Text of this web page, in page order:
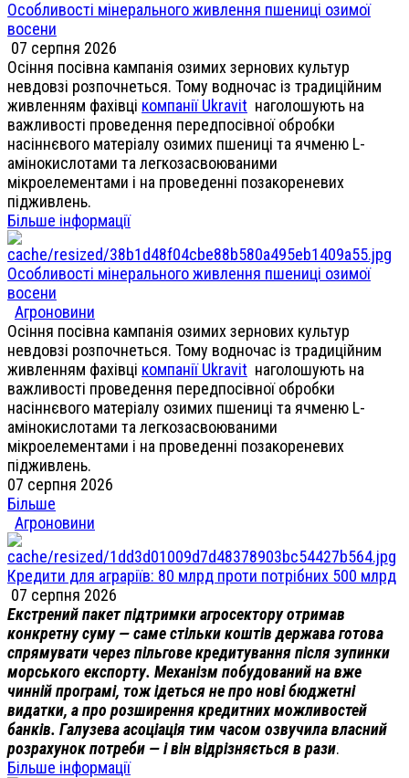
Особливості мінерального живлення пшениці озимої
восени
07 серпня 2026
Осіння посівна кампанія озимих зернових культур
невдовзі розпочнеться. Тому водночас із традиційним
живленням фахівці компанії Ukravit наголошують на
важливості проведення передпосівної обробки
насіннєвого матеріалу озимих пшениці та ячменю L-
амінокислотами та легкозасвоюваними
мікроелементами і на проведенні позакореневих
підживлень.
Більше інформації
Особливості мінерального живлення пшениці озимої
восени
Агроновини
Осіння посівна кампанія озимих зернових культур
невдовзі розпочнеться. Тому водночас із традиційним
живленням фахівці компанії Ukravit наголошують на
важливості проведення передпосівної обробки
насіннєвого матеріалу озимих пшениці та ячменю L-
амінокислотами та легкозасвоюваними
мікроелементами і на проведенні позакореневих
підживлень.
07 серпня 2026
Більше
Агроновини
Кредити для аграріїв: 80 млрд проти потрібних 500 млрд
07 серпня 2026
Екстрений пакет підтримки агросектору отримав
конкретну суму — саме стільки коштів держава готова
спрямувати через пільгове кредитування після зупинки
морського експорту. Механізм побудований на вже
чинній програмі, тож ідеться не про нові бюджетні
видатки, а про розширення кредитних можливостей
банків. Галузева асоціація тим часом озвучила власний
розрахунок потреби — і він відрізняється в рази.
Більше інформації